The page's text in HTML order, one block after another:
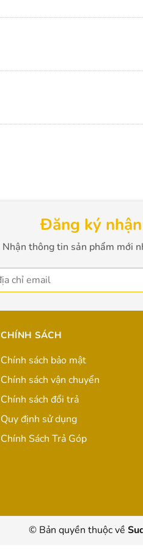
Đăng ký
Nhận thông tin sản phẩm mới
CHÍNH SÁCH
Chính sách bảo mật
Chính sách vận chuyển
Chính sách đổi trả
Quy định sử dụng
Chính Sách Trả Góp
© Bản quyền thuộc về